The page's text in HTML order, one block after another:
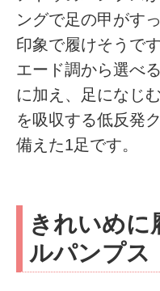
ングで足の甲がす
印象で履けそうで
エード調から選べ
に加え、足になじ
を吸収する低反発
備えた1足です。
きれいめに
ルパンプス